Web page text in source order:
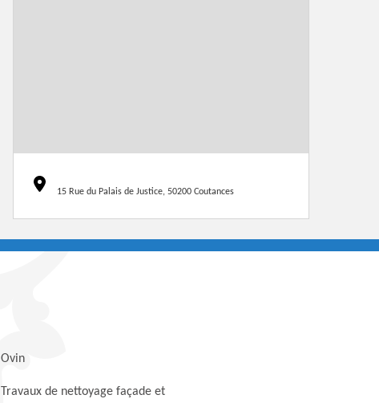
15 Rue du Palais de Justice, 50200 Coutances
Ovin
Travaux de nettoyage façade et